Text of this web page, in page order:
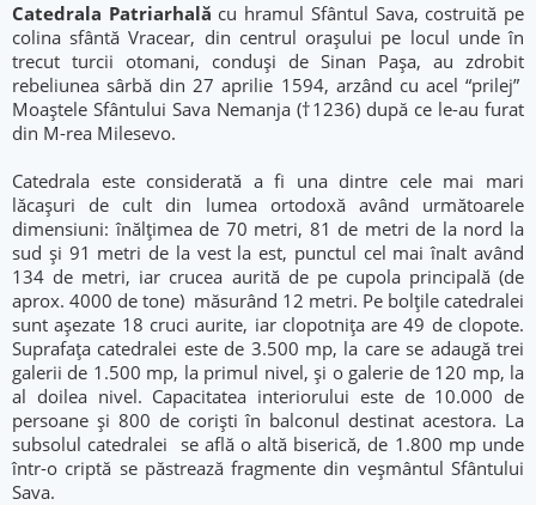
Catedrala Patriarhală cu hramul Sfântul Sava, costruită pe
colina sfântă Vracear, din centrul oraşului pe locul unde în
trecut turcii otomani, conduşi de Sinan Paşa, au zdrobit
rebeliunea sârbă din 27 aprilie 1594, arzând cu acel “prilej”
Moaştele Sfântului Sava Nemanja (†1236) după ce le-au furat
din M-rea Milesevo.
Catedrala este considerată a fi una dintre cele mai mari
lăcaşuri de cult din lumea ortodoxă având următoarele
dimensiuni: înălţimea de 70 metri, 81 de metri de la nord la
sud şi 91 metri de la vest la est, punctul cel mai înalt având
134 de metri, iar crucea aurită de pe cupola principală (de
aprox. 4000 de tone) măsurând 12 metri. Pe bolţile catedralei
sunt aşezate 18 cruci aurite, iar clopotniţa are 49 de clopote.
Suprafaţa catedralei este de 3.500 mp, la care se adaugă trei
galerii de 1.500 mp, la primul nivel, şi o galerie de 120 mp, la
al doilea nivel. Capacitatea interiorului este de 10.000 de
persoane şi 800 de corişti în balconul destinat acestora. La
subsolul catedralei se află o altă biserică, de 1.800 mp unde
într-o criptă se păstrează fragmente din veşmântul Sfântului
Sava.